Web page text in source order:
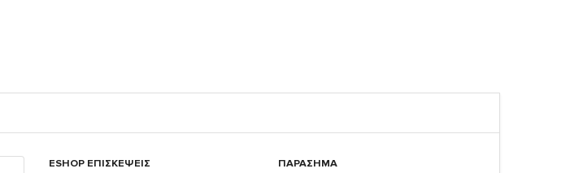
ESHOP ΕΠΙΣΚΈΨΕΙΣ ΠΑΡΑΣΗΜΑ